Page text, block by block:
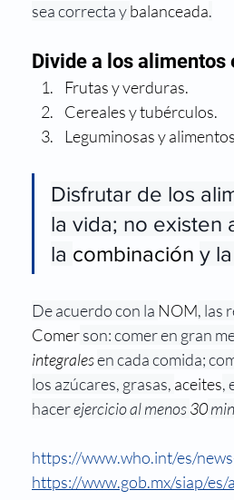
sea correcta y balanceada.
Divide a los alimentos
Frutas y verduras.
Cereales y tubérculos.
Leguminosas y
Disfrutar de los
la vida; no existen
la combinación y la
De acuerdo con la NOM, las
Comer son: comer en gran
integralesen cada comida;
los azúcares, grasas, aceites,
hacer ejercicio al menos 30
https://www.who.int/es/
https://www.gob.mx/siap/